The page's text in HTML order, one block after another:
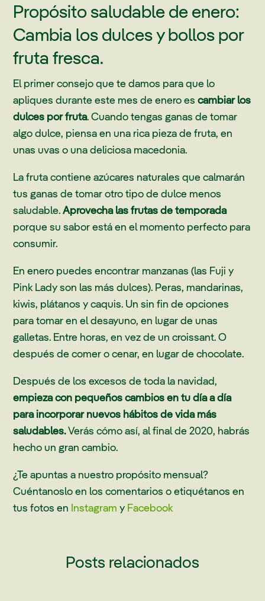
Propósito saludable de enero:
Cambia los dulces y bollos por
fruta fresca.
El primer consejo que te damos para que lo
apliques durante este mes de enero escambiar los
dulces por fruta. Cuando tengas ganas de tomar
algo dulce, piensa en una rica pieza de fruta, en
unas uvas o una deliciosa macedonia.
La fruta contiene azúcares naturales que calmarán
tus ganas de tomar otro tipo de dulce menos
saludable.Aprovecha las frutas de temporada
porque su sabor está en el momento perfecto para
consumir.
En enero puedes encontrar manzanas (las Fuji y
Pink Lady son las más dulces). Peras, mandarinas,
kiwis, plátanos y caquis. Un sin fin de opciones
para tomar en el desayuno, en lugar de unas
galletas. Entre horas, en vez de un croissant. O
después de comer o cenar, en lugar de chocolate.
Después de los excesos de toda la navidad,
empieza con pequeños cambios en tu día a día
para incorporar nuevos hábitos de vida más
saludables.Verás cómo así, al final de 2020, habrás
hecho un gran cambio.
¿Te apuntas a nuestro propósito mensual?
Cuéntanoslo en los comentarios o etiquétanos en
tus fotos en Instagram y Facebook
Posts relacionados